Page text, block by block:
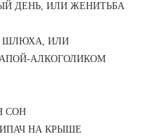
ДЕНЬ, ИЛИ ЖЕНИТЬБА
ШЛЮХА, ИЛИ
АЛКОГОЛИКОМ
СОН
НА КРЫШЕ